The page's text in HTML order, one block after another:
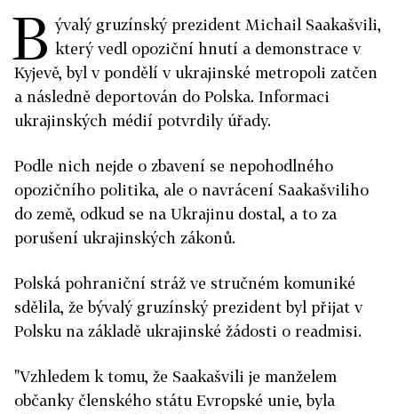
B ývalý gruzínský prezident Michail Saakašvili,
který vedl opoziční hnutí a demonstrace v
Kyjevě, byl v pondělí v ukrajinské metropoli zatčen
a následně deportován do Polska. Informaci
ukrajinských médií potvrdily úřady.
Podle nich nejde o zbavení se nepohodlného
opozičního politika, ale o navrácení Saakašviliho
do země, odkud se na Ukrajinu dostal, a to za
porušení ukrajinských zákonů.
Polská pohraniční stráž ve stručném komuniké
sdělila, že bývalý gruzínský prezident byl přijat v
Polsku na základě ukrajinské žádosti o readmisi.
"Vzhledem k tomu, že Saakašvili je manželem
občanky členského státu Evropské unie, byla